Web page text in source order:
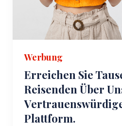
Werbung
Erreichen Sie
Reisenden Über
Plattform.